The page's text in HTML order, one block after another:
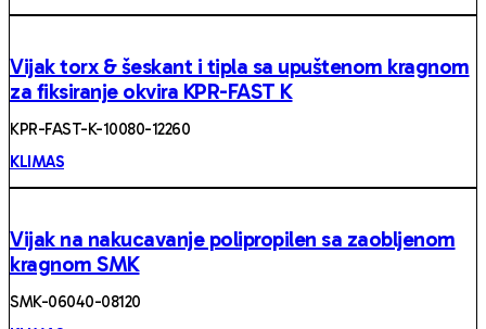
Vijak torx & šeskant i tipla sa upuštenom kragnom
za fiksiranje okvira KPR-FAST K
KPR-FAST-K-10080-12260
KLIMAS
Vijak na nakucavanje polipropilen sa zaobljenom
kragnom SMK
SMK-06040-08120